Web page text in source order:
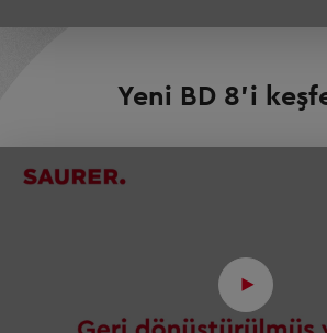
Yeni BD 8'i